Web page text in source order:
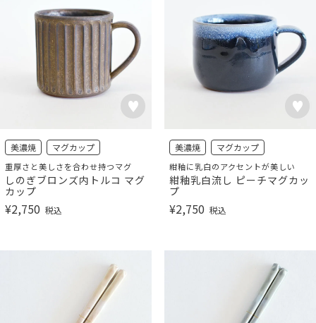
美濃焼 マグカップ
重厚さと美しさを合わせ持つマグ
しのぎブロンズ内トルコ マグ
カップ
¥2,750 税込
美濃焼 マグカップ
紺釉に乳白のアクセントが美しい
紺釉乳白流し ピーチマグカッ
プ
¥2,750 税込